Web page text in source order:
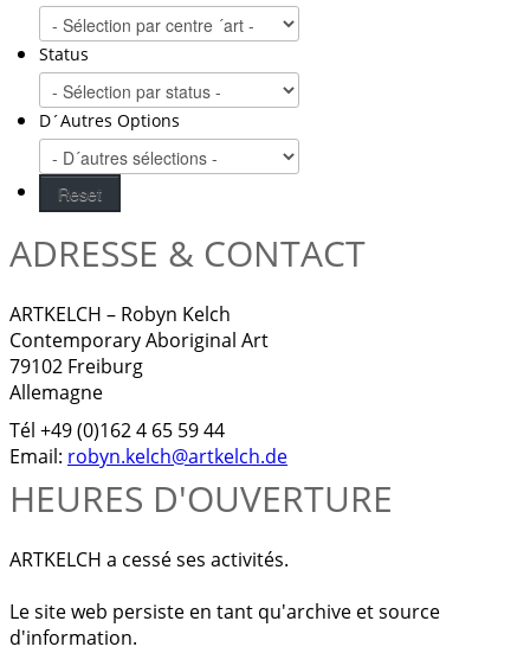
Status
D´Autres Options
ADRESSE & CONTACT
ARTKELCH – Robyn Kelch
Contemporary Aboriginal Art
79102 Freiburg
Allemagne
Tél +49 (0)162 4 65 59 44
Email: robyn.kelch@artkelch.de
HEURES D'OUVERTURE
ARTKELCH a cessé ses activités.
Le site web persiste en tant qu'archive et source
d'information.